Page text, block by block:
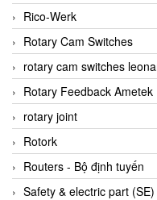
Bosch
Boydcorp
BRAUN Vietnam
Brinkmann Pumpen
BRONKHORST
Brook Instrument
Brooks Instrument Vietnam
Buhler
Rico-Werk
Rotary Cam Switches
rotary cam switches
Rotary Feedback Ametek
rotary joint
Rotork
Routers - Bộ định tuyến
Safety & electric part (SE)